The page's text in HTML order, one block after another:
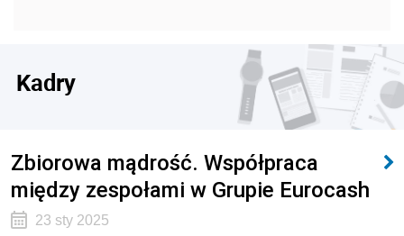
Kadry
Zbiorowa mądrość. Współpraca
między zespołami w Grupie Eurocash
23 sty 2025